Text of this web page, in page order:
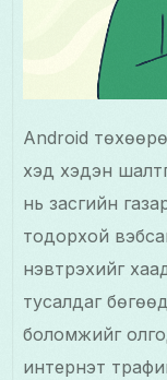
Android
хэд хэдэн
нь засгийн
тодорхой
нэвтрэхийг
тусалдаг
боломжийг
интернэт